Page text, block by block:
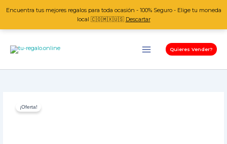
Encuentra tus mejores regalos para toda ocasión - 100% Seguro - Elige tu moneda
local 🇨🇴🇲🇽🇺🇸 Descartar
Quieres Vender?
¡Oferta!
Tommy